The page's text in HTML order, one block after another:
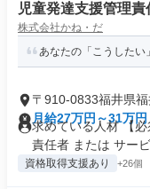
児童発達支援管理責
株式会社かね・だ
あなたの「こうしたい
〒910-0833福井県
月給27万円～31万円
求めている人材 【
責任者 または サービ
資格取得支援あり +26個